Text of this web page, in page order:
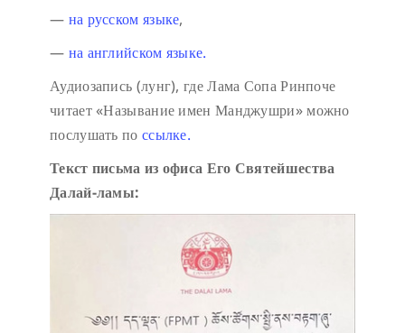
— на русском языке,
— на английском языке.
Аудиозапись (лунг), где Лама Сопа Ринпоче
читает «Называние имен Манджушри» можно
послушать по ссылке.
Текст письма из офиса Его Святейшества
Далай-ламы: